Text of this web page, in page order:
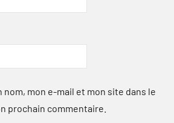
mon e-mail et mon site dans le
prochain commentaire.